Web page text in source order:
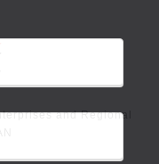
and Regional